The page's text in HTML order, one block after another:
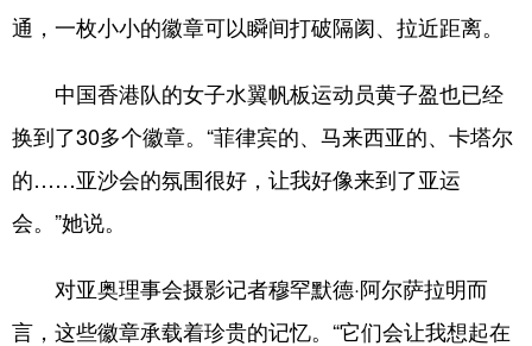
通，一枚小小的徽章可以瞬间打破隔阂、拉近距离。
中国香港队的女子水翼帆板运动员黄子盈也已经
换到了30多个徽章。“菲律宾的、马来西亚的、卡塔尔
的……亚沙会的氛围很好，让我好像来到了亚运
会。”她说。
对亚奥理事会摄影记者穆罕默德·阿尔萨拉明而
言，这些徽章承载着珍贵的记忆。“它们会让我想起在